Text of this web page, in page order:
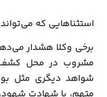
استثناهایی که
برخی وکلا هشدار
مشروب در محل
شواهد دیگری مثل